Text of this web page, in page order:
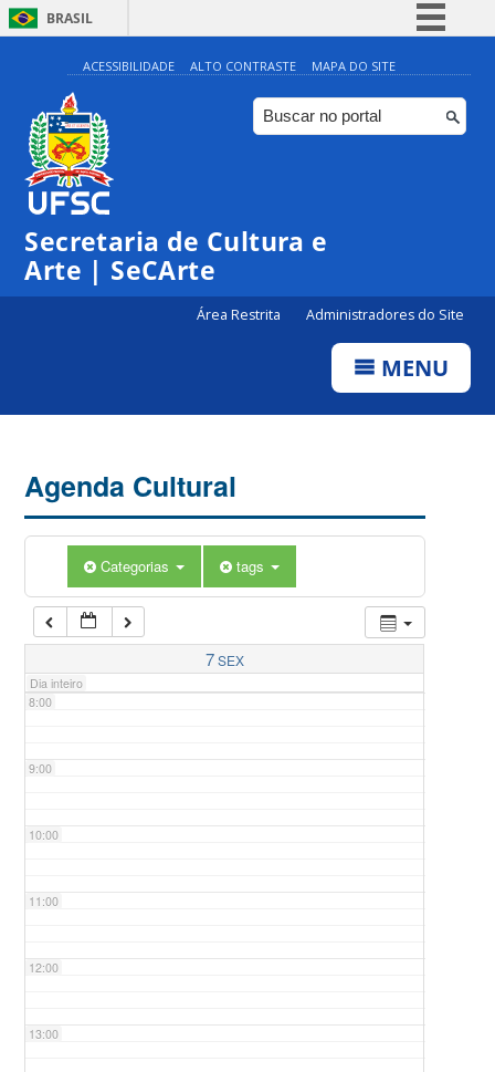
BRASIL
Simplifique!
Comunica BR
Participe
ACESSIBILIDADE ALTO CONTRASTE MAPA DO SITE
Secretaria de Cultura e
Arte | SeCArte
Área Restrita Administradores do Site
MENU
Agenda Cultural
Categorias tags
7SEX
Dia inteiro
0:00
1:00
5:00
7:00
8:00
9:00
10:00
11:00
12:00
13:00